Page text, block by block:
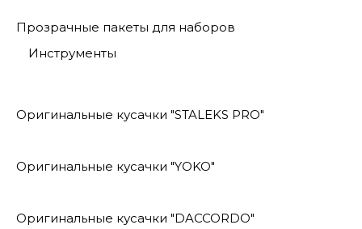
Прозрачные пакеты для наборов
Инструменты
Оригинальные кусачки "STALEKS PRO"
Оригинальные кусачки "YOKO"
Оригинальные кусачки "DACCORDO"